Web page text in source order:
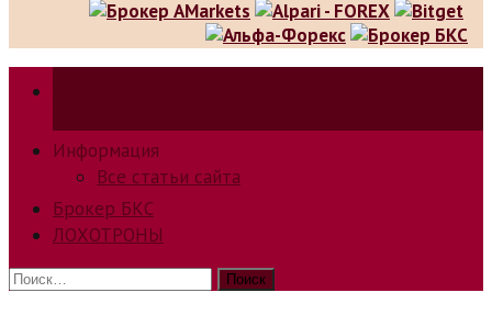
Информация
Все статьи сайта
Брокер БКС
ЛОХОТРОНЫ
Найти: